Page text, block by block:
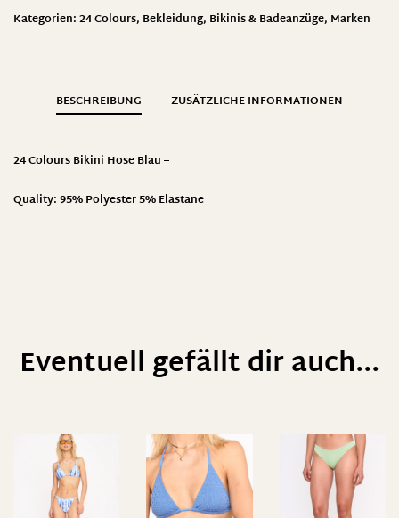
Kategorien:24 Colours, Bekleidung, Bikinis & Badeanzüge, Marken
BESCHREIBUNG ZUSÄTZLICHE INFORMATIONEN
24 Colours Bikini Hose Blau –
Quality: 95% Polyester 5% Elastane
Eventuell gefällt dir auch...